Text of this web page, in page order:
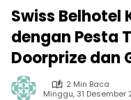
Swiss Belhotel
dengan Pesta
Doorprize dan
2 Min Baca
Minggu, 31 Desember